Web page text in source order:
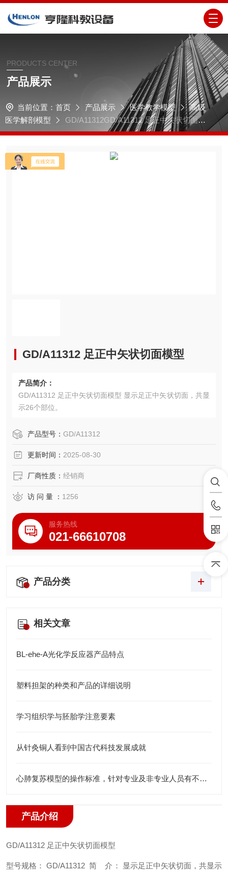
PRODUCTS CENTER
产品展示
当前位置： 首页 产品展示 医学教学模型
高级
医学解剖模型
GD/A11312GD/A11312 足正中矢状切面模
型
GD/A11312 足正中矢状切面模型
产品简介：
GD/A11312 足正中矢状切面模型 显示足正中矢状切面，共显
示26个部位。
产品型号： GD/A11312
更新时间： 2025-08-30
厂商性质： 经销商
访 问 量 ： 1256
服务热线
021-66610708
产品分类
相关文章
BL-ehe-A光化学反应器产品特点
塑料担架的种类和产品的详细说明
学习组织学与胚胎学注意要素
从针灸铜人看到中国古代科技发展成就
心肺复苏模型的操作标准，针对专业及非专业人员有不一样的考核标准
产品介绍
GD/A11312 足正中矢状切面模型
型号规格： GD/A11312 简 介： 显示足正中矢状切面，共显示